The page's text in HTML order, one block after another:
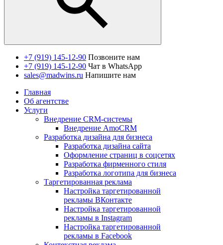
+7 (919) 145-12-90 Позвоните нам
+7 (919) 145-12-90 Чат в WhatsApp
sales@madwins.ru Напишите нам
Главная
Об агентстве
Услуги
Внедрение CRM-системы
Внедрение AmoCRM
Разработка дизайна для бизнеса
Разработка дизайна сайта
Оформление страниц в соцсетях
Разработка фирменного стиля
Разработка логотипа для бизнеса
Таргетированная реклама
Настройка таргетированной
рекламы ВКонтакте
Настройка таргетированной
рекламы в Instagram
Настройка таргетированной
рекламы в Facebook